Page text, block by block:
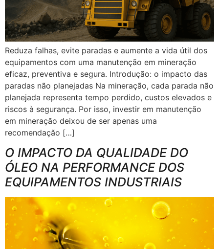
Reduza falhas, evite paradas e aumente a vida útil dos
equipamentos com uma manutenção em mineração
eficaz, preventiva e segura. Introdução: o impacto das
paradas não planejadas Na mineração, cada parada não
planejada representa tempo perdido, custos elevados e
riscos à segurança. Por isso, investir em manutenção
em mineração deixou de ser apenas uma
recomendação […]
O IMPACTO DA QUALIDADE DO
ÓLEO NA PERFORMANCE DOS
EQUIPAMENTOS INDUSTRIAIS